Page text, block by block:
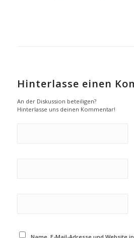
Hinterlasse einen
An der Diskussion beteiligen?
Hinterlasse uns deinen Kommentar!